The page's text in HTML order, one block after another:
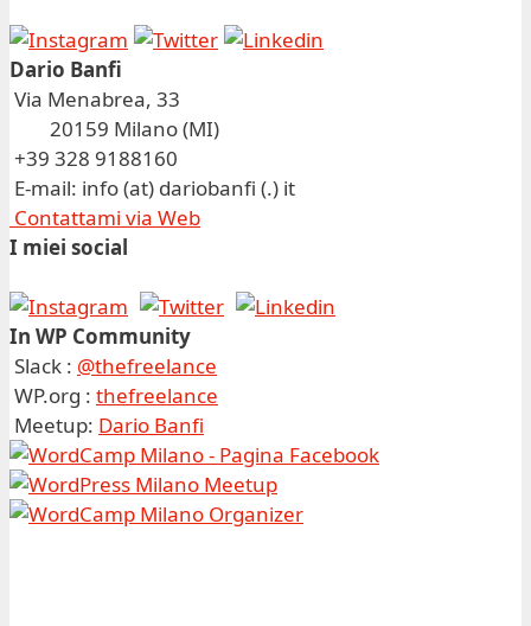
Dario Banfi
Via Menabrea, 33
20159 Milano (MI)
+39 328 9188160
E-mail: info (at) dariobanfi (.) it
Contattami via Web
I miei social
In WP Community
Slack : @thefreelance
WP.org : thefreelance
Meetup: Dario Banfi